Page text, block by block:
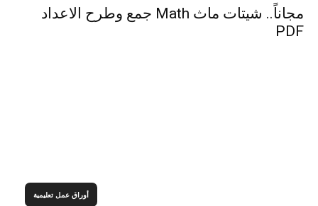
مجاناً.. شيتات ماث Math جمع وطرح الاعداد
PDF
أوراق عمل تعليمية